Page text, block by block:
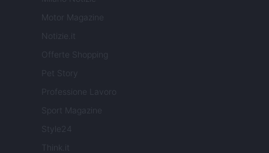
Motor Magazine
Notizie.it
Offerte Shopping
Pet Story
Professione Lavoro
Sport Magazine
Style24
Think.it